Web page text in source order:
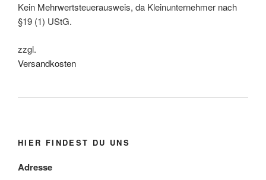
Kein Mehrwertsteuerausweis, da Kleinunternehmer nach
§19 (1) UStG.
zzgl.
Versandkosten
HIER FINDEST DU UNS
Adresse